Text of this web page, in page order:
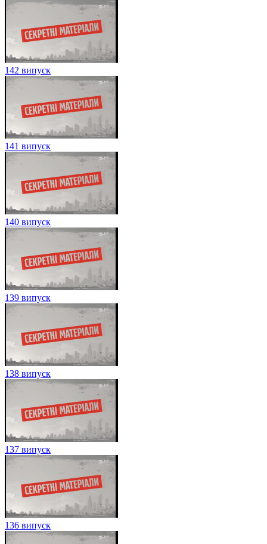
142 випуск
141 випуск
140 випуск
139 випуск
138 випуск
137 випуск
136 випуск